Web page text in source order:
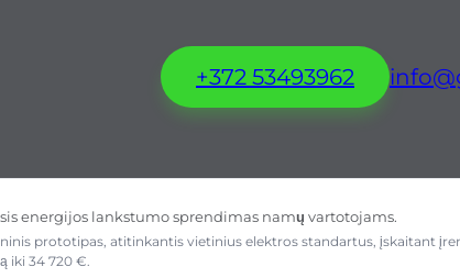
+372 53493962
energijos lankstumo sprendimas namų vartotojams.
prototipas, atitinkantis vietinius elektros standartus, įskaitant
iki 34 720 €.